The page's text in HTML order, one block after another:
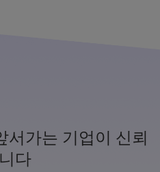
서가는 기업이 신뢰
다